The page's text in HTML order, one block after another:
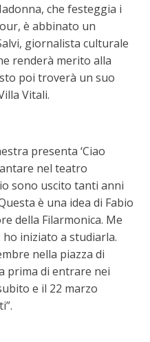
che festeggia i
è abbinato un
giornalista culturale
renderà merito alla
poi troverà un suo
Vitali.
presenta ‘Ciao
nel teatro
sono uscito tanti anni
è una idea di Fabio
della Filarmonica. Me
iniziato a studiarla.
nella piazza di
prima di entrare nei
e il 22 marzo